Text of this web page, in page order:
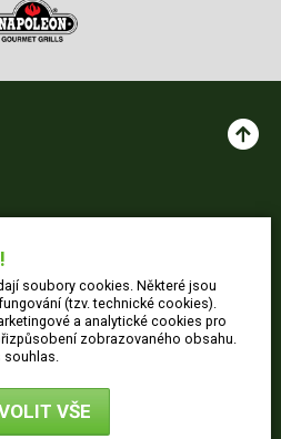
soubory cookies. Některé jsou
(tzv. technické cookies).
a analytické cookies pro
zobrazovaného obsahu.
VŠE